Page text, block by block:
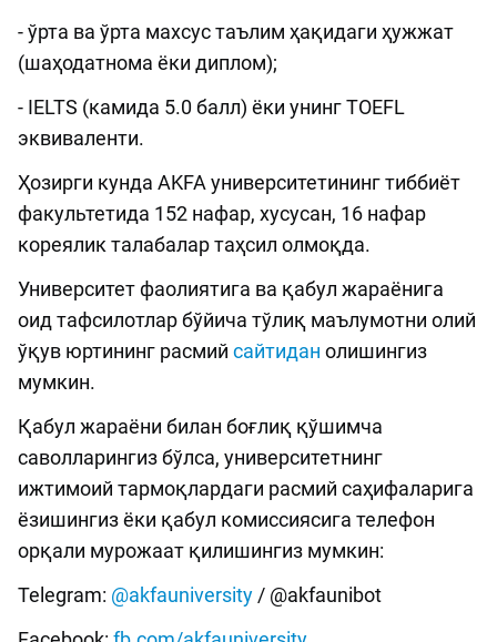
- ўрта ва ўрта махсус таълим ҳақидаги ҳужжат
(шаҳодатнома ёки диплом);
- IELTS (камида 5.0 балл) ёки унинг TOEFL
эквиваленти.
Ҳозирги кунда AKFA университетининг тиббиёт
факультетида 152 нафар, хусусан, 16 нафар
кореялик талабалар таҳсил олмоқда.
Университет фаолиятига ва қабул жараёнига
оид тафсилотлар бўйича тўлиқ маълумотни олий
ўқув юртининг расмий сайтидан олишингиз
мумкин.
Қабул жараёни билан боғлиқ қўшимча
саволларингиз бўлса, университетнинг
ижтимоий тармоқлардаги расмий саҳифаларига
ёзишингиз ёки қабул комиссиясига телефон
орқали мурожаат қилишингиз мумкин:
Telegram: @akfauniversity / @akfaunibot